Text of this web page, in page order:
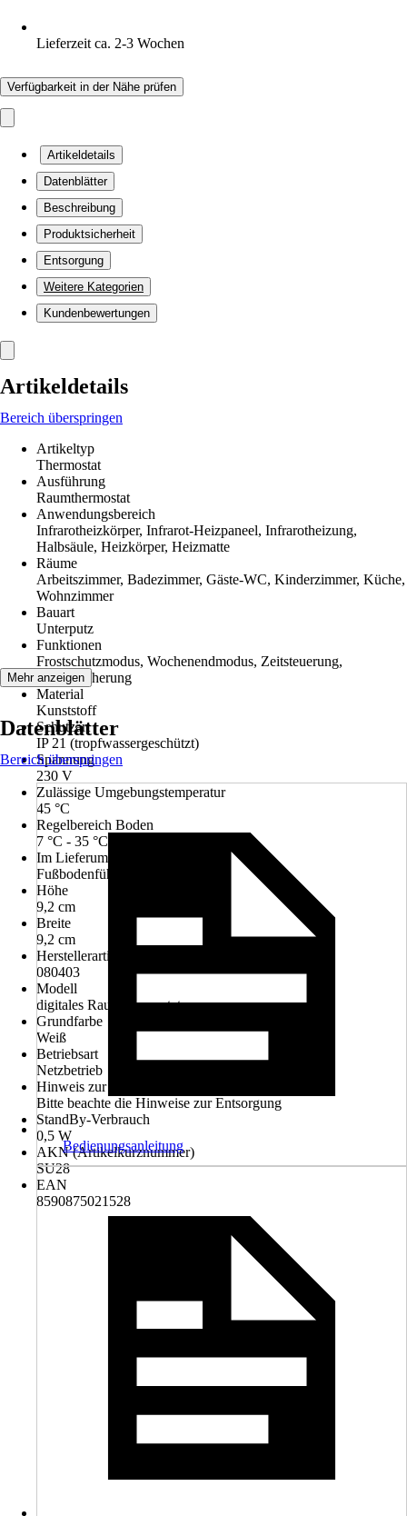
Lieferzeit ca. 2-3 Wochen
Verfügbarkeit in der Nähe prüfen
Artikeldetails
Datenblätter
Beschreibung
Produktsicherheit
Entsorgung
Weitere Kategorien
Kundenbewertungen
Artikeldetails
Bereich überspringen
Artikeltyp
Thermostat
Ausführung
Raumthermostat
Anwendungsbereich
Infrarotheizkörper, Infrarot-Heizpaneel, Infrarotheizung,
Halbsäule, Heizkörper, Heizmatte
Räume
Arbeitszimmer, Badezimmer, Gäste-WC, Kinderzimmer, Küche,
Wohnzimmer
Bauart
Unterputz
Funktionen
Frostschutzmodus, Wochenendmodus, Zeitsteuerung,
Kindersicherung
Material
Kunststoff
Schutzart
IP 21 (tropfwassergeschützt)
Spannung
230 V
Zulässige Umgebungstemperatur
45 °C
Regelbereich Boden
7 °C - 35 °C
Im Lieferumfang enthalten
Fußbodenfühler
Höhe
9,2 cm
Breite
9,2 cm
Herstellerartikelnummer
080403
Modell
digitales Raumthermostat
Grundfarbe
Weiß
Betriebsart
Netzbetrieb
Hinweis zur Entsorgung
Bitte beachte die Hinweise zur Entsorgung
StandBy-Verbrauch
0,5 W
AKN (Artikelkurznummer)
SU28
EAN
8590875021528
Mehr anzeigen
Datenblätter
Bereich überspringen
Bedienungsanleitung